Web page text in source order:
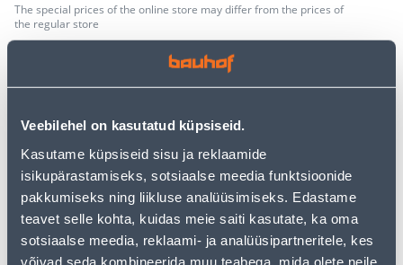
Veebilehel on kasutatud küpsiseid.
Kasutame küpsiseid sisu ja reklaamide
isikupärastamiseks, sotsiaalse meedia funktsioonide
pakkumiseks ning liikluse analüüsimiseks. Edastame
teavet selle kohta, kuidas meie saiti kasutate, ka oma
sotsiaalse meedia, reklaami- ja analüüsipartneritele, kes
võivad seda kombineerida muu teabega, mida olete neile
The special prices of the online store may differ from the prices of
the regular store
ADD TO CART
See availability
Installment calculator